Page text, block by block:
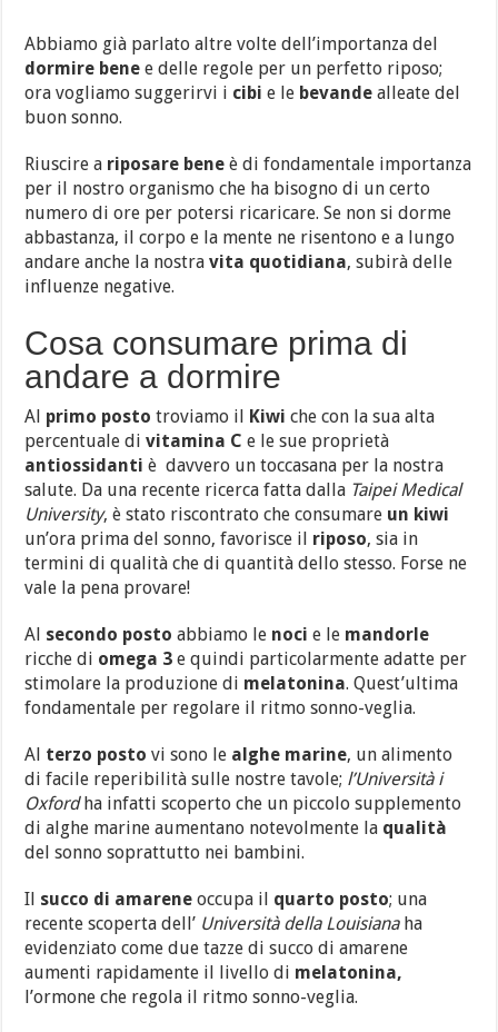
Abbiamo già parlato altre volte dell’importanza del
dormire bene e delle regole per un perfetto riposo;
ora vogliamo suggerirvi i cibi e le bevande alleate del
buon sonno.
Riuscire a riposare bene è di fondamentale importanza
per il nostro organismo che ha bisogno di un certo
numero di ore per potersi ricaricare. Se non si dorme
abbastanza, il corpo e la mente ne risentono e a lungo
andare anche la nostra vita quotidiana, subirà delle
influenze negative.
Cosa consumare prima di
andare a dormire
Al primo posto troviamo il Kiwi che con la sua alta
percentuale divitamina C e le sue proprietà
antiossidanti è davvero un toccasana per la nostra
salute. Da una recente ricerca fatta dalla Taipei Medical
University, è stato riscontrato che consumare un kiwi
un’ora prima del sonno, favorisce il riposo, sia in
termini di qualità che di quantità dello stesso. Forse ne
vale la pena provare!
Al secondo posto abbiamo le noci e le mandorle
ricche di omega 3 e quindi particolarmente adatte per
stimolare la produzione di melatonina. Quest’ultima
fondamentale per regolare il ritmo sonno-veglia.
Al terzo posto vi sono le alghe marine, un alimento
di facile reperibilità sulle nostre tavole; l’Università i
Oxfordha infatti scoperto che un piccolo supplemento
di alghe marine aumentano notevolmente la qualità
del sonno soprattutto nei bambini.
Il succo di amarene occupa il quarto posto; una
recente scoperta dell’ Università della Louisianaha
evidenziato come due tazze di succo di amarene
aumenti rapidamente il livello di melatonina,
l’ormone che regola il ritmo sonno-veglia.